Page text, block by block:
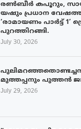
രൺബീർ കപൂറും,
യഷും പ്രധാന
‘രാമായണം പാർട്ട് 1’
പുറത്തിറങ്ങി.
July 30, 2026
മുത്തപ്പനും പുത്തൻ
July 29, 2026